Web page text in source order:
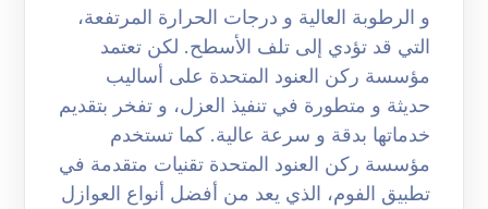
و الرطوبة العالية و درجات الحرارة المرتفعة،
التي قد تؤدي إلى تلف الأسطح. لكن تعتمد
مؤسسة ركن العنود المتحدة على أساليب
حديثة و متطورة في تنفيذ العزل، و تفخر بتقديم
خدماتها بدقة و سرعة عالية. كما تستخدم
مؤسسة ركن العنود المتحدة تقنيات متقدمة في
تطبيق الفوم، الذي يعد من أفضل أنواع العوازل